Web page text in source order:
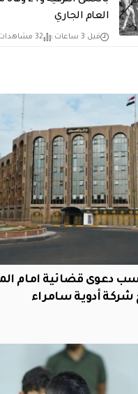
العام الجاري
قبل 3 ساعات 32 مشاهدات
دعوى قضائية امام
شركة أدوية سامراء